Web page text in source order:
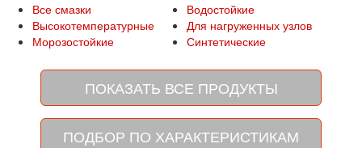
Все смазки
Высокотемпературные
Морозостойкие
Водостойкие
Для нагруженных узлов
Синтетические
ПОКАЗАТЬ ВСЕ ПРОДУКТЫ
ПОДБОР ПО ХАРАКТЕРИСТИКАМ